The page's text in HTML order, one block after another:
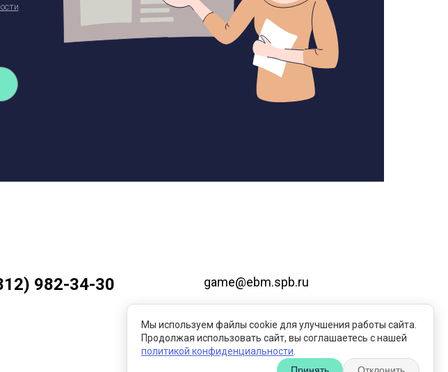
982-34-30
game@ebm.spb.ru
Пользовательское соглашение
Мы используем файлы cookie для улучшения работы сайта.
Продолжая использовать сайт, вы соглашаетесь с нашей
политикой конфиденциальности